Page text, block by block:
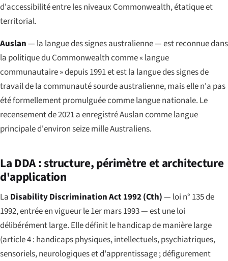
d'accessibilité entre les niveaux Commonwealth, étatique et
territorial.
Auslan— la langue des signes australienne — est reconnue dans
la politique du Commonwealth comme « langue
communautaire » depuis 1991 et est la langue des signes de
travail de la communauté sourde australienne, mais elle n'a pas
été formellement promulguée comme langue nationale. Le
recensement de 2021 a enregistré Auslan comme langue
principale d'environ seize mille Australiens.
La DDA : structure, périmètre et architecture
d'application
La Disability Discrimination Act 1992 (Cth)— loi n° 135 de
1992, entrée en vigueur le 1er mars 1993 — est une loi
délibérément large. Elle définit le handicap de manière large
(article 4 : handicaps physiques, intellectuels, psychiatriques,
sensoriels, neurologiques et d'apprentissage ; défigurement